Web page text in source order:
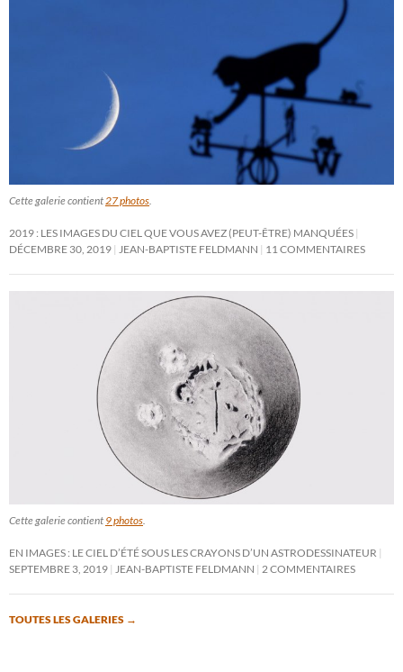
Cette galerie contient 27 photos
2019 : LES IMAGES DU CIEL QUE VOUS AVEZ (PEUT-ÊTRE) MANQUÉES
DÉCEMBRE 30, 2019
JEAN-BAPTISTE FELDMANN 11 COMMENTAIRES
Cette galerie contient 9 photos
EN IMAGES : LE CIEL D’ÉTÉ SOUS LES CRAYONS D’UN ASTRODESSINATEUR
SEPTEMBRE 3, 2019
JEAN-BAPTISTE FELDMANN 2 COMMENTAIRES
TOUTES LES GALERIES →